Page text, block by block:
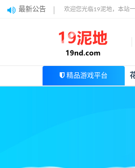
最新公告 欢迎您光临19泥地，本站
精品游戏平台